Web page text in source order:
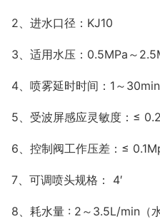
2、进水口径：KJ10
3、适用水压：0.5MPa～
4、喷雾延时时间：1～
5、受波屏感应灵敏度：≤
6、控制阀工作压差：≤
7、可调喷头规格： 4′
8、耗水量 : 2～3.5L/min（